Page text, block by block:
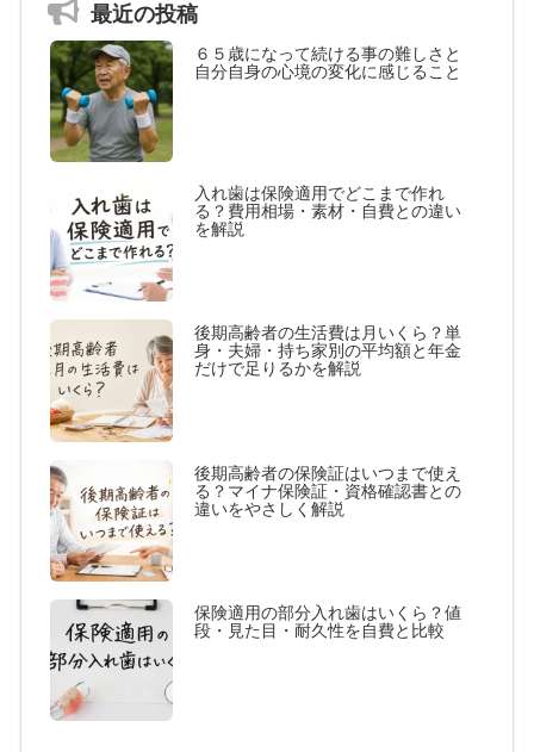
最近の投稿
６５歳になって続ける事の難しさと
自分自身の心境の変化に感じること
入れ歯は保険適用でどこまで作れ
る？費用相場・素材・自費との違い
を解説
後期高齢者の生活費は月いくら？単
身・夫婦・持ち家別の平均額と年金
だけで足りるかを解説
後期高齢者の保険証はいつまで使え
る？マイナ保険証・資格確認書との
違いをやさしく解説
保険適用の部分入れ歯はいくら？値
段・見た目・耐久性を自費と比較